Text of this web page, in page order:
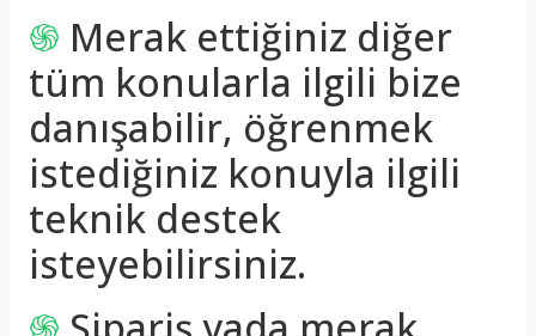
֍ Merak ettiğiniz diğer
tüm konularla ilgili bize
danışabilir, öğrenmek
istediğiniz konuyla ilgili
teknik destek
isteyebilirsiniz.